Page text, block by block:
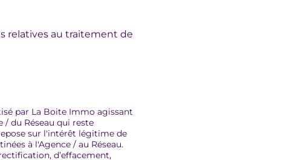
relatives au traitement de
par La Boite Immo agissant
du Réseau qui reste
sur l'intérêt légitime de
à l'Agence / au Réseau.
d’effacement,